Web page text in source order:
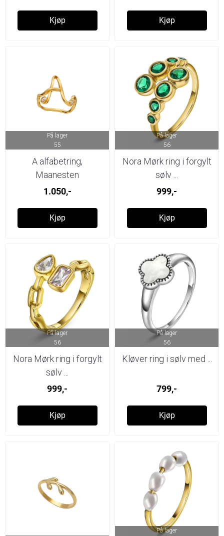
Kjøp Kjøp
På lager
55
A alfabetring,
Maanesten
1.050,-
Kjøp
På lager
56
Nora Mørk ring i forgylt
sølv ...
999,-
Kjøp
På lager
56
Nora Mørk ring i forgylt
sølv ...
999,-
Kjøp
På lager
56
Kløver ring i sølv med ...
799,-
Kjøp
På lager